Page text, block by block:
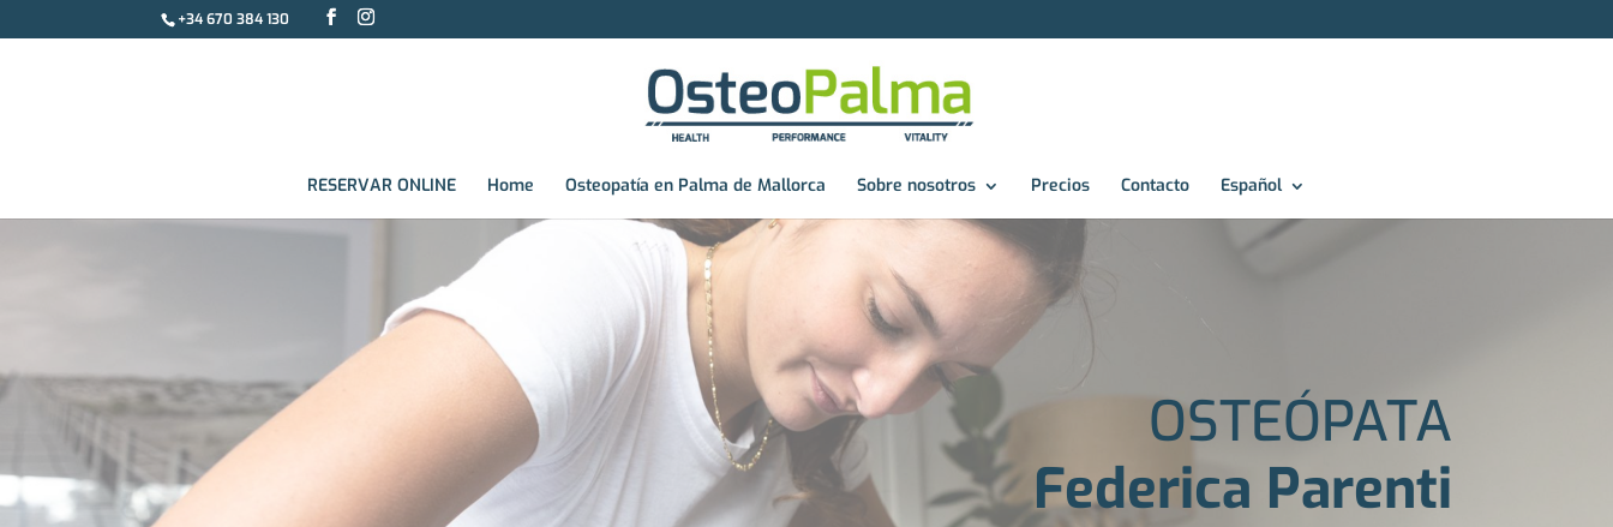
+34 670 384 130
RESERVAR ONLINE Home Osteopatía en Palma de Mallorca Sobre nosotros Precios Contacto Español
OSTEÓPATA
Federica Parenti